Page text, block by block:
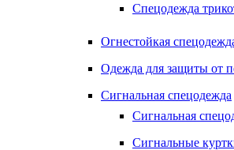
Спецодежда
Огнестойкая
Одежда для защиты от
Сигнальная спецодежда
Сигнальная
Сигнальные